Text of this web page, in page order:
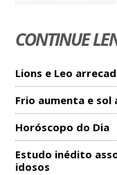
CONTINUE
Lions e Leo
Frio aumenta e sol
Horóscopo do Dia
Estudo inédito
idosos